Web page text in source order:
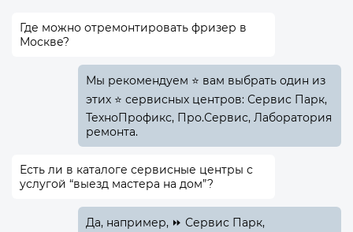
Где можно отремонтировать фризер в
Москве?
Мы рекомендуем ⭐ вам выбрать один из
этих ⭐ сервисных центров: Сервис Парк,
ТехноПрофикс, Про.Сервис, Лаборатория
ремонта.
Есть ли в каталоге сервисные центры с
услугой “выезд мастера на дом”?
Да, например, ⏩ Сервис Парк,